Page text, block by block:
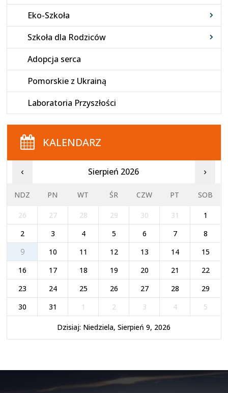
Eko-Szkoła
Szkoła dla Rodziców
Adopcja serca
Pomorskie z Ukrainą
Laboratoria Przyszłości
KALENDARZ
‹ Sierpień 2026 ›
NDZ PN WT ŚR CZW PT SOB
26 27 28 29 30 31
1
2
3 4 5 6 7
8
9
10 11 12 13 14
15
16
17 18 19 20 21
22
23
24 25 26 27 28
29
30
31 1 2 3 4 5
Dzisiaj: Niedziela, Sierpień 9, 2026